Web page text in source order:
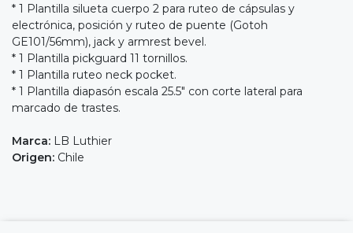
* 1 Plantilla silueta cuerpo 2 para ruteo de cápsulas y
electrónica, posición y ruteo de puente (Gotoh
GE101/56mm), jack y armrest bevel.
* 1 Plantilla pickguard 11 tornillos.
* 1 Plantilla ruteo neck pocket.
* 1 Plantilla diapasón escala 25.5" con corte lateral para
marcado de trastes.
Marca: LB Luthier
Origen: Chile